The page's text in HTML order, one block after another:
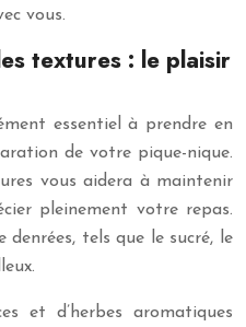
vous.
textures : le plaisir
essentiel à prendre en
de votre pique-nique.
vous aidera à maintenir
pleinement votre repas.
tels que le sucré, le
et d’herbes aromatiques